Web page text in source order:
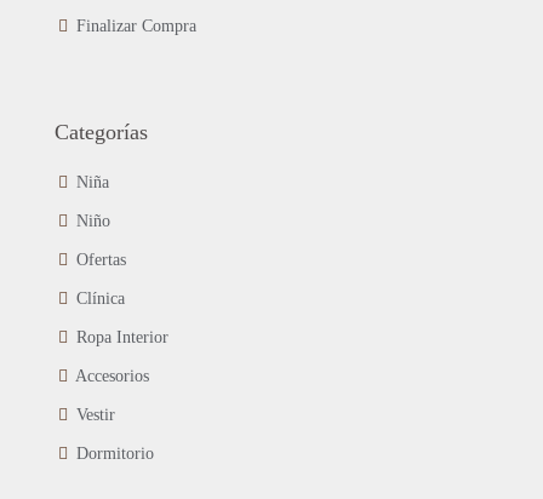
Finalizar Compra
Categorías
Niña
Niño
Ofertas
Clínica
Ropa Interior
Accesorios
Vestir
Dormitorio